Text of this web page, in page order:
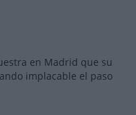
en Madrid que su
implacable el paso